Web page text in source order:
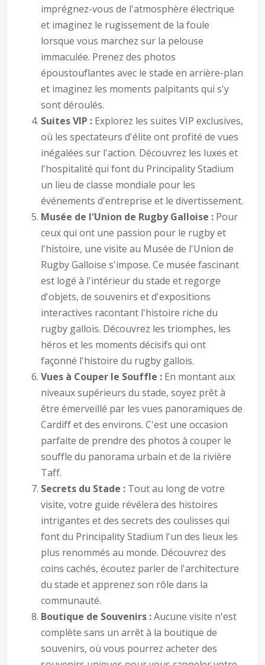
imprégnez-vous de l'atmosphère électrique
et imaginez le rugissement de la foule
lorsque vous marchez sur la pelouse
immaculée. Prenez des photos
époustouflantes avec le stade en arrière-plan
et imaginez les moments palpitants qui s'y
sont déroulés.
Suites VIP : Explorez les suites VIP exclusives,
où les spectateurs d'élite ont profité de vues
inégalées sur l'action. Découvrez les luxes et
l'hospitalité qui font du Principality Stadium
un lieu de classe mondiale pour les
événements d'entreprise et le divertissement.
Musée de l'Union de Rugby Galloise : Pour
ceux qui ont une passion pour le rugby et
l'histoire, une visite au Musée de l'Union de
Rugby Galloise s'impose. Ce musée fascinant
est logé à l'intérieur du stade et regorge
d'objets, de souvenirs et d'expositions
interactives racontant l'histoire riche du
rugby gallois. Découvrez les triomphes, les
héros et les moments décisifs qui ont
façonné l'histoire du rugby gallois.
Vues à Couper le Souffle : En montant aux
niveaux supérieurs du stade, soyez prêt à
être émerveillé par les vues panoramiques de
Cardiff et des environs. C'est une occasion
parfaite de prendre des photos à couper le
souffle du panorama urbain et de la rivière
Taff.
Secrets du Stade : Tout au long de votre
visite, votre guide révélera des histoires
intrigantes et des secrets des coulisses qui
font du Principality Stadium l'un des lieux les
plus renommés au monde. Découvrez des
coins cachés, écoutez parler de l'architecture
du stade et apprenez son rôle dans la
communauté.
Boutique de Souvenirs :Aucune visite n'est
complète sans un arrêt à la boutique de
souvenirs, où vous pourrez acheter des